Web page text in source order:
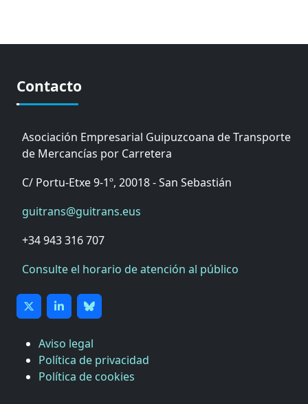
Contacto
Asociación Empresarial Guipuzcoana de Transporte
de Mercancías por Carretera
C/ Portu-Etxe 9-1º, 20018 - San Sebastián
guitrans@guitrans.eus
+34 943 316 707
Consulte el horario de atención al público
Aviso legal
Política de privacidad
Política de cookies